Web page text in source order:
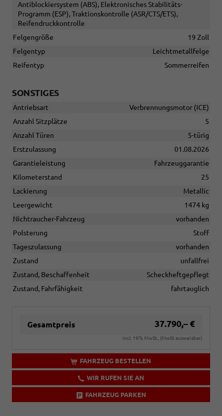
Antiblockiersystem (ABS), Elektronisches Stabilitäts-
Programm (ESP), Traktionskontrolle (ASR/CTS/ETS),
Reifendruckkontrolle
Felgengröße
19 Zoll
Felgentyp
Leichtmetallfelge
Reifentyp
Sommerreifen
SONSTIGES
Antriebsart
Verbrennungsmotor (ICE)
Anzahl Sitzplätze
5
Anzahl Türen
5-türig
Erstzulassung
01.08.2026
Garantieleistung
Fahrzeuggarantie
Kilometerstand
25
Lackierung
Metallic
Leergewicht
1474 kg
Nichtraucher-Fahrzeug
vorhanden
Polsterung
Stoff
Tageszulassung
vorhanden
Zustand
unfallfrei
Zustand, Beschaffenheit
Scheckheftgepflegt
Zustand, Fahrfähigkeit
fahrtauglich
Gesamtpreis 37.790,– €
incl. 19% MwSt., (MwSt ausweisbar)
FAHRZEUG BESTELLEN
WIR RUFEN SIE AN
FAHRZEUG PARKEN